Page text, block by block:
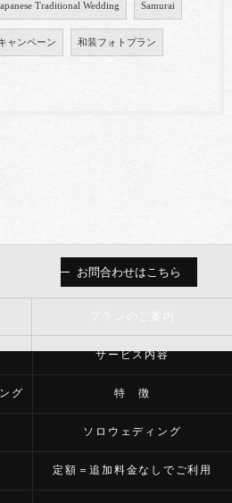
Traditional Wedding Samurai
ャンペーン 和装フォトプラン
お問合わせはこちら
サービス内容
グ 特 徴
ソロウェディング
定額＝追加料金なしでご利用